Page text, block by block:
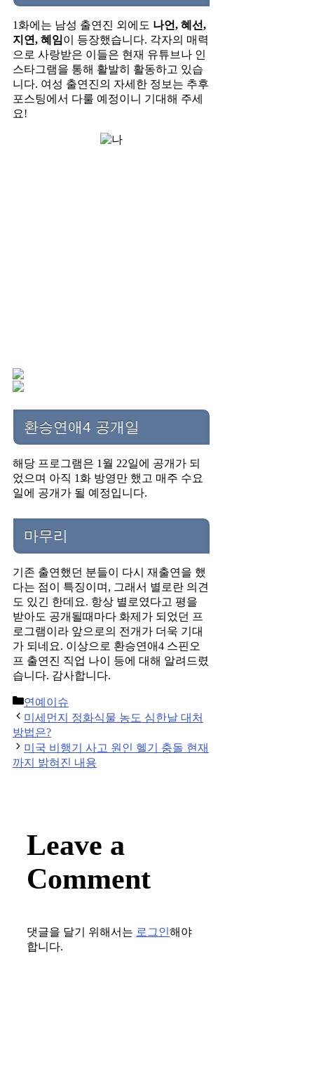
1화에는 남성 출연진 외에도 나언, 혜선,
지연, 혜임이 등장했습니다. 각자의 매력
으로 사랑받은 이들은 현재 유튜브나 인
스타그램을 통해 활발히 활동하고 있습
니다. 여성 출연진의 자세한 정보는 추후
포스팅에서 다룰 예정이니 기대해 주세
요!
환승연애4 공개일
해당 프로그램은 1월 22일에 공개가 되
었으며 아직 1화 방영만 했고 매주 수요
일에 공개가 될 예정입니다.
마무리
기존 출연했던 분들이 다시 재출연을 했
다는 점이 특징이며, 그래서 별로란 의견
도 있긴 한데요. 항상 별로였다고 평을
받아도 공개될때마다 화제가 되었던 프
로그램이라 앞으로의 전개가 더욱 기대
가 되네요. 이상으로 환승연애4 스핀오
프 출연진 직업 나이 등에 대해 알려드렸
습니다. 감사합니다.
Categories
연예이슈
Post
navigation
미세먼지 정화식물 농도 심한날 대처
방법은?
미국 비행기 사고 원인 헬기 충돌 현재
까지 밝혀진 내용
Leave a
Comment
댓글을 달기 위해서는 로그인해야
합니다.